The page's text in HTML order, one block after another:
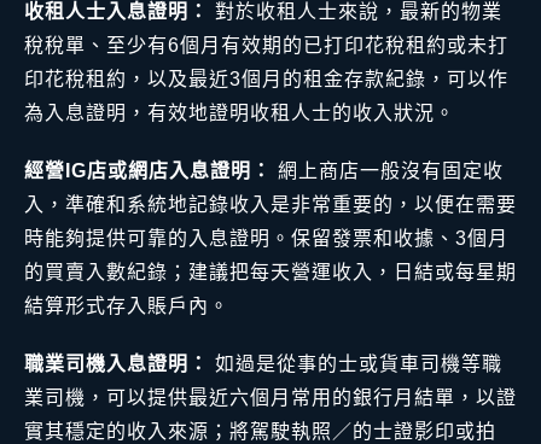
收租人士入息證明：
對於收租人士來說，最新的物業
稅稅單、至少有6個月有效期的已打印花稅租約或未打
印花稅租約，以及最近3個月的租金存款紀錄，可以作
為入息證明，有效地證明收租人士的收入狀況。
經營IG店或網店入息證明：
網上商店一般沒有固定收
入，準確和系統地記錄收入是非常重要的，以便在需要
時能夠提供可靠的入息證明。保留發票和收據、3個月
的買賣入數紀錄；建議把每天營運收入，日結或每星期
結算形式存入賬戶內。
職業司機入息證明：
如過是從事的士或貨車司機等職
業司機，可以提供最近六個月常用的銀行月結單，以證
實其穩定的收入來源；將駕駛執照／的士證影印或拍